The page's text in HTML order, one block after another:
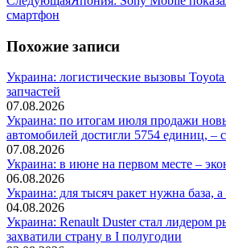
смартфон
Похожие записи
Украина: логистические вызовы
запчастей
07.08.2026
Украина: по итогам июля продажи
автомобилей достигли 5754 единиц, –
07.08.2026
Украина: в июне на первом месте –
06.08.2026
Украина: для тысяч ракет нужна база,
04.08.2026
Украина: Renault Duster стал лидером
захватили страну в I полугодии